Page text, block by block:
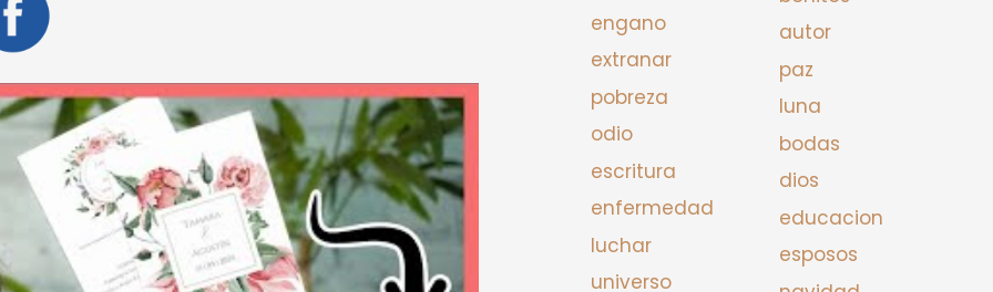
engano
extranar
pobreza
odio
escritura
enfermedad
luchar
universo
autor
paz
luna
bodas
dios
educacion
esposos